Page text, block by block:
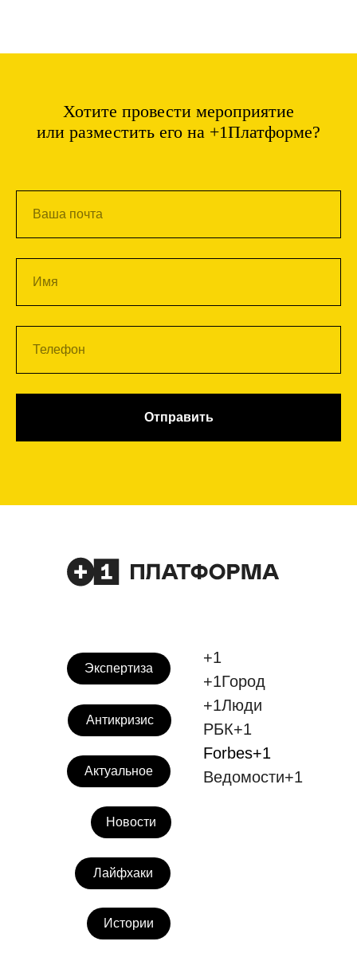
Хотите провести мероприятие
или разместить его на +1Платформе?
Отправить
Экспертиза
Антикризис
Актуальное
Новости
Лайфхаки
Истории
+1
+1Город
+1Люди
РБК+1
Forbes+1
Ведомости+1